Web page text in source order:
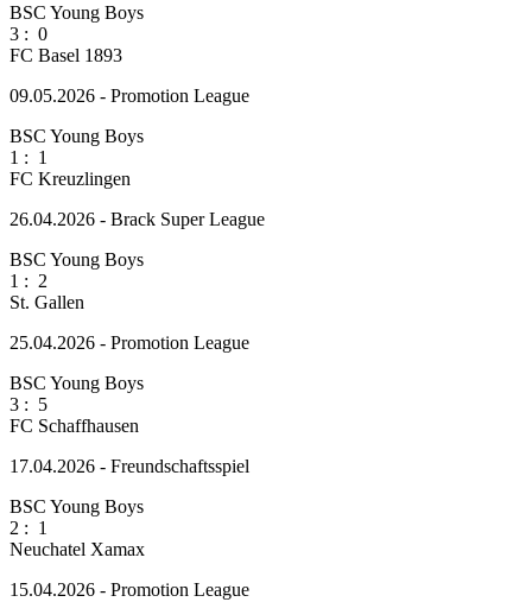
BSC Young Boys
3 : 0
FC Basel 1893
09.05.2026 - Promotion League
BSC Young Boys
1 : 1
FC Kreuzlingen
26.04.2026 - Brack Super League
BSC Young Boys
1 : 2
St. Gallen
25.04.2026 - Promotion League
BSC Young Boys
3 : 5
FC Schaffhausen
17.04.2026 - Freundschaftsspiel
BSC Young Boys
2 : 1
Neuchatel Xamax
15.04.2026 - Promotion League